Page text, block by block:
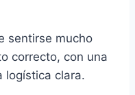
sentirse mucho
correcto, con una
logística clara.